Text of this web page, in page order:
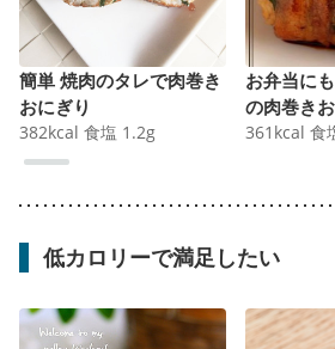
簡単 焼肉のタレで肉巻き
おにぎり
382kcal 食塩 1.2g
お弁当に
の肉巻き
361 kcal 食
低カロリーで満足したい